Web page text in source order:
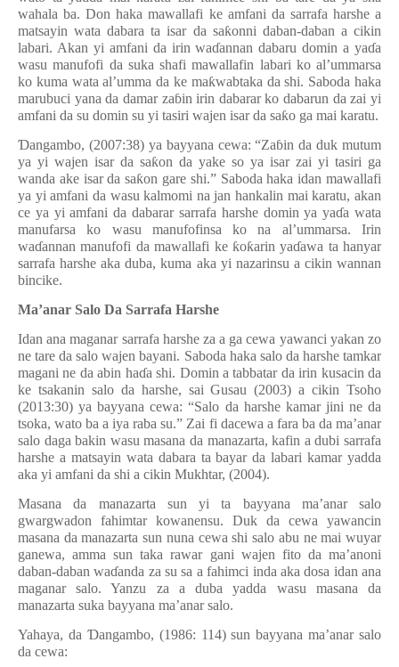
wahala ba. Don haka mawallafi ke amfani da sarrafa harshe a
matsayin wata dabara ta isar da saƙonni daban-daban a cikin
labari. Akan yi amfani da irin waɗannan dabaru domin a yaɗa
wasu manufofi da suka shafi mawallafin labari ko al’ummarsa
ko kuma wata al’umma da ke maƙwabtaka da shi. Saboda haka
marubuci yana da damar zaɓin irin dabarar ko dabarun da zai yi
amfani da su domin su yi tasiri wajen isar da saƙo ga mai karatu.
Ɗangambo, (2007:38) ya bayyana cewa: “Zaɓin da duk mutum
ya yi wajen isar da saƙon da yake so ya isar zai yi tasiri ga
wanda ake isar da saƙon gare shi.” Saboda haka idan mawallafi
ya yi amfani da wasu kalmomi na jan hankalin mai karatu, akan
ce ya yi amfani da dabarar sarrafa harshe domin ya yaɗa wata
manufarsa ko wasu manufofinsa ko na al’ummarsa. Irin
waɗannan manufofi da mawallafi ke ƙoƙarin yaɗawa ta hanyar
sarrafa harshe aka duba, kuma aka yi nazarinsu a cikin wannan
bincike.
Ma’anar Salo Da Sarrafa Harshe
Idan ana maganar sarrafa harshe za a ga cewa yawanci yakan zo
ne tare da salo wajen bayani. Saboda haka salo da harshe tamkar
magani ne da abin haɗa shi. Domin a tabbatar da irin kusacin da
ke tsakanin salo da harshe, sai Gusau (2003) a cikin Tsoho
(2013:30) ya bayyana cewa: “Salo da harshe kamar jini ne da
tsoka, wato ba a iya raba su.” Zai fi dacewa a fara ba da ma’anar
salo daga bakin wasu masana da manazarta, kafin a dubi sarrafa
harshe a matsayin wata dabara ta bayar da labari kamar yadda
aka yi amfani da shi a cikin Mukhtar, (2004).
Masana da manazarta sun yi ta bayyana ma’anar salo
gwargwadon fahimtar kowanensu. Duk da cewa yawancin
masana da manazarta sun nuna cewa shi salo abu ne mai wuyar
ganewa, amma sun taka rawar gani wajen fito da ma’anoni
daban-daban waɗanda za su sa a fahimci inda aka dosa idan ana
maganar salo. Yanzu za a duba yadda wasu masana da
manazarta suka bayyana ma’anar salo.
Yahaya, da Ɗangambo, (1986: 114) sun bayyana ma’anar salo
da cewa: